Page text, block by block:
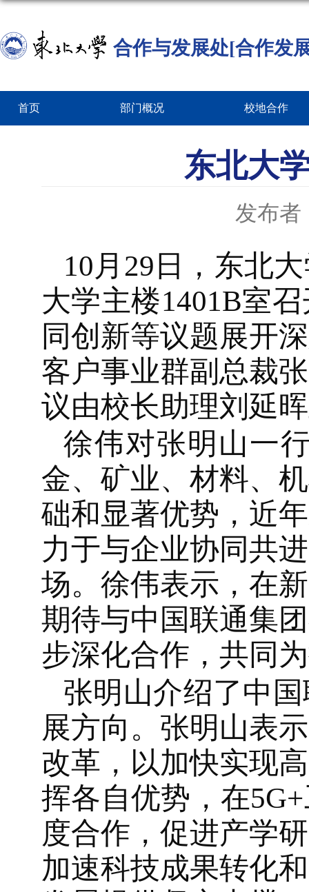
合作与发展处[合作发
首页 部门概况 校地合作
东北大
发布者
10月29日，东北
大学主楼1401B室
同创新等议题展开
客户事业群副总裁
议由校长助理刘延
徐伟对张明山一
金、矿业、材料、
础和显著优势，近
力于与企业协同共
场。徐伟表示，在
期待与中国联通集
步深化合作，共同
张明山介绍了中
展方向。张明山表
改革，以加快实现
挥各自优势，在
度合作，促进产学
加速科技成果转化